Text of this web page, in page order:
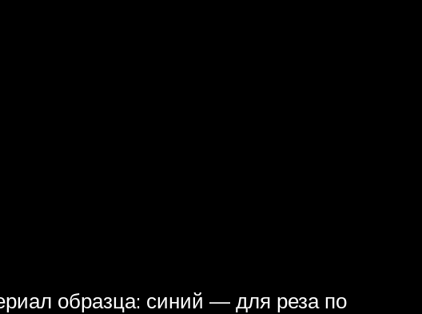
образца: синий — для реза по